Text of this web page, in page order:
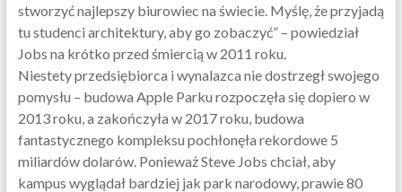
stworzyć najlepszy biurowiec na świecie. Myślę, że przyjadą
tu studenci architektury, aby go zobaczyć” – powiedział
Jobs na krótko przed śmiercią w 2011 roku.
Niestety przedsiębiorca i wynalazca nie dostrzegł swojego
pomysłu – budowa Apple Parku rozpoczęła się dopiero w
2013 roku, a zakończyła w 2017 roku, budowa
fantastycznego kompleksu pochłonęła rekordowe 5
miliardów dolarów. Ponieważ Steve Jobs chciał, aby
kampus wyglądał bardziej jak park narodowy, prawie 80